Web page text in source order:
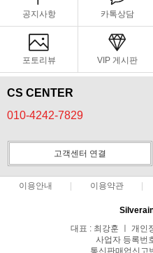
공지사항 카톡상담
포토리뷰 VIP 게시판
CS CENTER
010-4242-7829
고객센터 연결
이용안내 이용약관
대표 : 최강훈 ㅣ 개인
사업자 등록번
통신판매업신고